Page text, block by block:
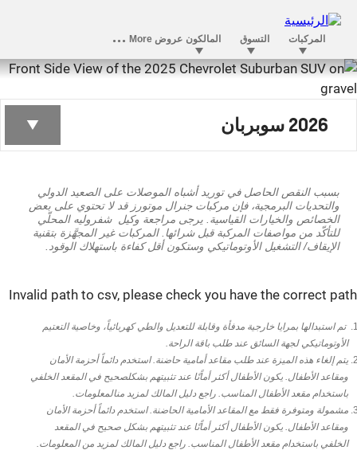
سوبربان الجديد
2026 سوبربان
بسبب النقص الحاصل في توريد أشباه الموصلات على الصعيد الدولي
والتحديات البرمجية، فإن مركبات جنرال موتورز قد لا تحتوي على بعض
الخصائص والخيارات القياسية. يرجى مراجعة وكيل شفروليه المحلّي
للتأكّد من مواصفات المركبة قبل شرائها. المركبات غير المجهَّزة بتقنية
الإيقاف/ التشغيل الأوتوماتيكي وستكون أقل كفاءة باستهلاك الوقود.
Invalid path to csv, please check you have the correct
تم استبدالها بمرايا خارجية مدفأة وقابلة للتعديل والطي كهربائياً، وخاصية التعتيم
الأوتوماتيكي لجهة السائق عند طلب باقة الراحة.
يتم إلغاء هذه الميزة عند طلب مقاعد أمامية حاضنة. استخدم دائماً أحزمة الأمان
ومقاعد الأطفال. يكون الأطفال أكثر أماًنًا عند تثبيتهم بشكلصحيح في المقعد الخلفي
باستخدام مقعد الأطفال المناسب. راجع دليل المالك لمزيد منالمعلومات.
مشمولة ومتوفرة فقط مع المقاعد الأمامية الحاضنة. استخدم دائماً أحزمة الأمان
ومقاعد الأطفال. يكون الأطفال أكثر أماًنًا عند تثبيتهم بشكل صحيح في المقعد
الخلفي باستخدام مقعد الأطفال المناسب. راجع دليل المالك لمزيد من المعلومات.